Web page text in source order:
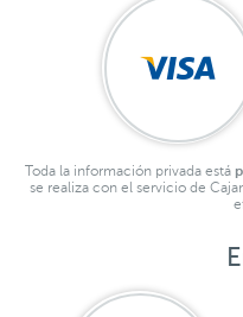
Toda la información privada está
se realiza con el servicio de